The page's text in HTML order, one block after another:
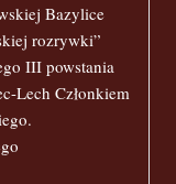
Bazylice
rozrywki”
III powstania
Lech Członkiem